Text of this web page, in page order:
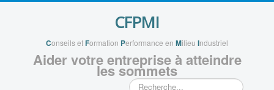
CFPMI
Conseils etFormation Performance en Milieu Industriel
Aider votre entreprise à atteindre
les sommets
Rechercher